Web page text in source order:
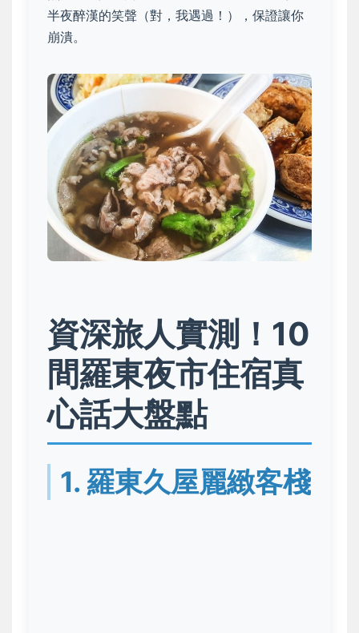
半夜醉漢的笑聲（對，我遇過！），保證讓你
崩潰。
資深旅人實測！10
間羅東夜市住宿真
心話大盤點
1. 羅東久屋麗緻客棧